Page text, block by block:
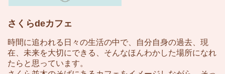
さくらdeカフェ
時間に追われる日々の生活の中で、自分自身の過去、現
在、未来を大切にできる、そんなほんわかした場所になれ
たらと思っています。